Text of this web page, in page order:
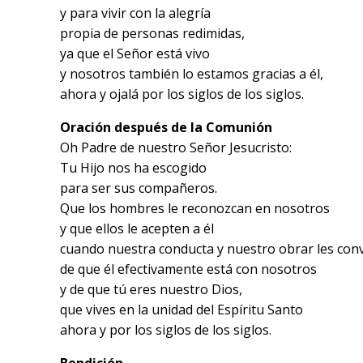
y para vivir con la alegría
propia de personas redimidas,
ya que el Señor está vivo
y nosotros también lo estamos gracias a él,
ahora y ojalá por los siglos de los siglos.
Oración después de la Comunión
Oh Padre de nuestro Señor Jesucristo:
Tu Hijo nos ha escogido
para ser sus compañeros.
Que los hombres le reconozcan en nosotros
y que ellos le acepten a él
cuando nuestra conducta y nuestro obrar les
de que él efectivamente está con nosotros
y de que tú eres nuestro Dios,
que vives en la unidad del Espíritu Santo
ahora y por los siglos de los siglos.